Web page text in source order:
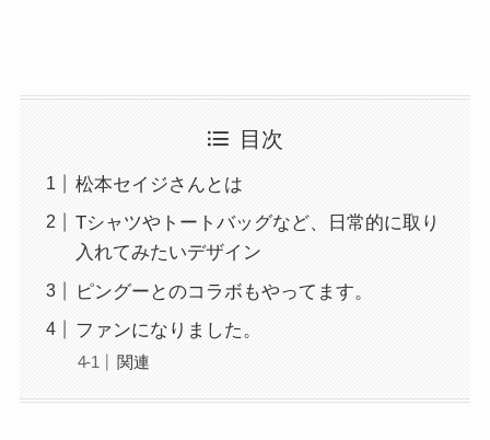
目次
松本セイジさんとは
Tシャツやトートバッグなど、日常的に取り
入れてみたいデザイン
ピングーとのコラボもやってます。
ファンになりました。
関連